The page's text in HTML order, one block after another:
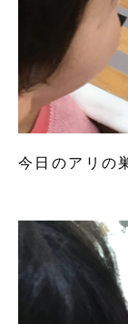
今日のアリの